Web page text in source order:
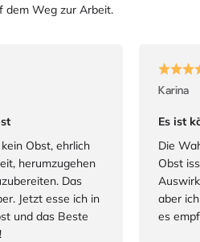
dem Weg zur Arbeit.
Obst, ehrlich
herumzugehen
Das
Jetzt esse ich in
und das Beste
Karina
Es ist
Die
Obst
aber
es